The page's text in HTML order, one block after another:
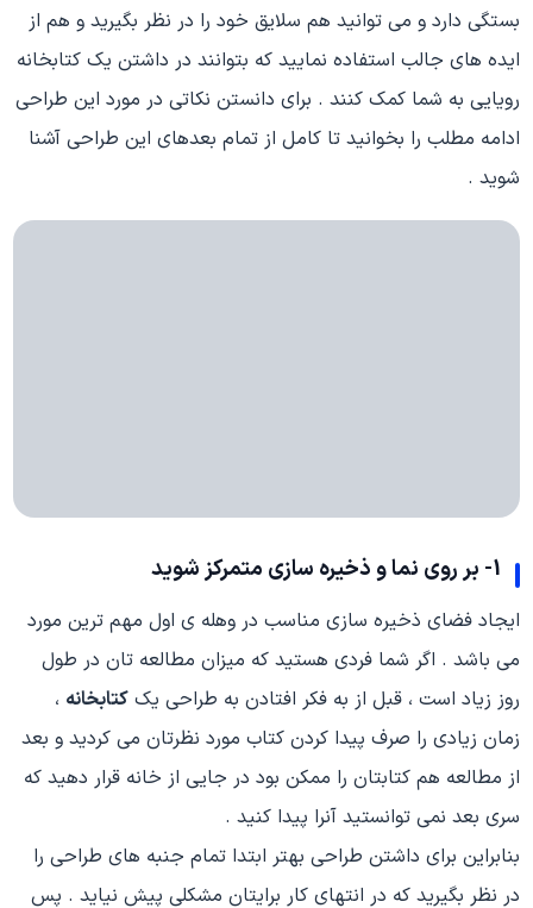
بستگی دارد و می توانید هم سلایق خود را در نظر بگیرید و هم از
ایده های جالب استفاده نمایید که بتوانند در داشتن یک کتابخانه
رویایی به شما کمک کنند . برای دانستن نکاتی در مورد این طراحی
ادامه مطلب را بخوانید تا کامل از تمام بعدهای این طراحی آشنا
شوید .
1- بر روی نما و ذخیره سازی متمرکز شوید
ایجاد فضای ذخیره سازی مناسب در وهله ی اول مهم ترین مورد
می باشد . اگر شما فردی هستید که میزان مطالعه تان در طول
روز زیاد است ، قبل از به فکر افتادن به طراحی یککتابخانه ،
زمان زیادی را صرف پیدا کردن کتاب مورد نظرتان می کردید و بعد
از مطالعه هم کتابتان را ممکن بود در جایی از خانه قرار دهید که
سری بعد نمی توانستید آنرا پیدا کنید .
بنابراین برای داشتن طراحی بهتر ابتدا تمام جنبه های طراحی را
در نظر بگیرید که در انتهای کار برایتان مشکلی پیش نیاید . پس